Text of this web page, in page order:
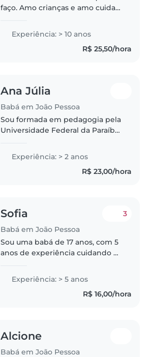
faço. Amo crianças e amo cuidar
brincalhona. Sou mãe. Estudei e
estudo sobre crianças. Sou
professora, pedagoga e
Experiência: > 10 anos
R$ 25,50/hora
Ana Júlia
Babá em João Pessoa
Sou formada em pedagogia pela
Universidade Federal da Paraíba
educação especial em escolas da
rede pública de João Pessoa. Em
Experiência: > 2 anos
R$ 23,00/hora
Sofia
Babá em João Pessoa
3
Sou uma babá de 17 anos, com 5
anos de experiência cuidando de
bebês a pré-adolescentes(meus
irmãos e primos). Sou paciente,
responsável e amigável,..
Experiência: > 5 anos
R$ 16,00/hora
Alcione
Babá em João Pessoa